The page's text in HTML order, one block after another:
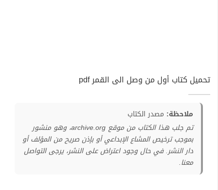
تحميل كتاب أول من وصل الى القمر pdf
ملاحظة: مصدر الكتاب
تم جلب هذا الكتاب من موقع archive.org، وهو منشور
بموجب ترخيص المشاع الإبداعي أو بإذن صريح من المؤلف أو
دار النشر. في حال وجود اعتراض على النشر، يرجى التواصل
معنا.